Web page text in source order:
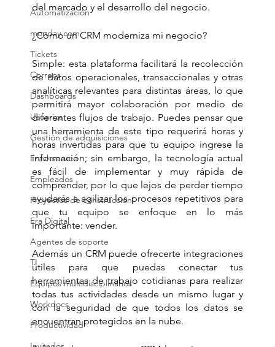
Automatización
monday.com
Tickets
Correos
Dashboards
Usuarios
Gestión de adquisiciones
Freshservice
Empleados
Proyectos de construcción
Era Digital
Agentes de soporte
TI
Equipos multidisciplinarios
Workdocs
Productividad
del mercado y el desarrollo del negocio.
¿Cómo un CRM moderniza mi negocio?
Simple: esta plataforma facilitará la recolección
de datos operacionales, transaccionales y otras
analíticas relevantes para distintas áreas, lo que
permitirá mayor colaboración por medio de
diferentes flujos de trabajo. Puedes pensar que
una herramienta de este tipo requerirá horas y
horas invertidas para que tu equipo ingrese la
información; sin embargo, la tecnología actual
es fácil de implementar y muy rápida de
comprender, por lo que lejos de perder tiempo
ayudarás a agilizar los procesos repetitivos para
que tu equipo se enfoque en lo más
importante: vender.
Además un CRM puede ofrecerte integraciones
útiles para que puedas conectar tus
herramientas de trabajo cotidianas para realizar
todas tus actividades desde un mismo lugar y
con la seguridad de que todos los datos se
encuentran protegidos en la nube.